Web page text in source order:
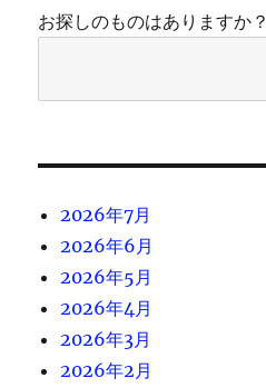
お探しのものはありますか？
2026年7月
2026年6月
2026年5月
2026年4月
2026年3月
2026年2月